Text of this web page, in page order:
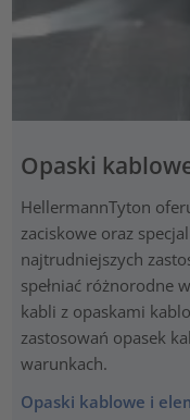
Opaski
HellermannTyton
zaciskowe oraz
najtrudniejszych
spełniać różnorodne
kabli z opaskami
zastosowań opasek
warunkach.
Opaski kablowe i